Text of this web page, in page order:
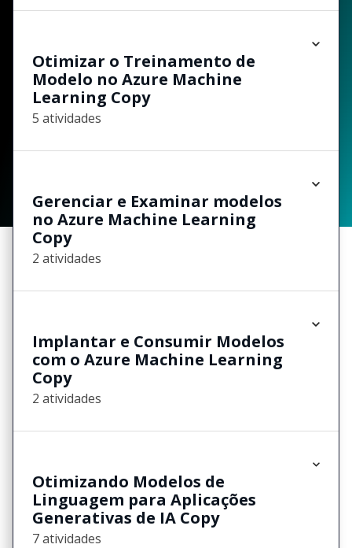
Otimizar o Treinamento de
Modelo no Azure Machine
Learning Copy
5 atividades
Gerenciar e Examinar modelos
no Azure Machine Learning
Copy
2 atividades
Implantar e Consumir Modelos
com o Azure Machine Learning
Copy
2 atividades
Otimizando Modelos de
Linguagem para Aplicações
Generativas de IA Copy
7 atividades